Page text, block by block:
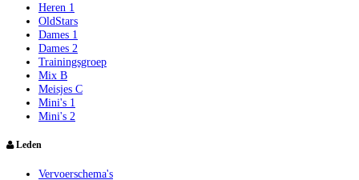
Heren 1
OldStars
Dames 1
Dames 2
Trainingsgroep
Mix B
Meisjes C
Mini's 1
Mini's 2
Leden
Vervoerschema's